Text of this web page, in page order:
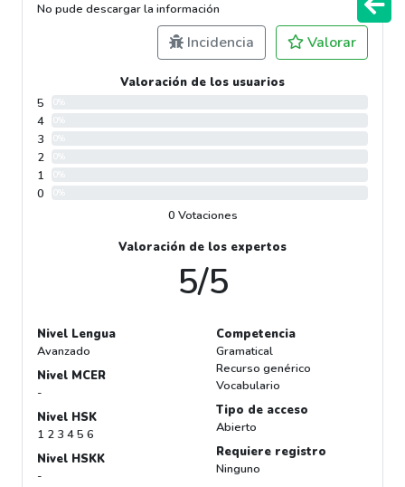
No pude descargar la información
Incidencia Valorar
Valoración de los usuarios
5
4
3
2
1
0
0 Votaciones
Valoración de los expertos
5/5
Nivel Lengua
Avanzado
Nivel MCER
-
Nivel HSK
1 2 3 4 5 6
Nivel HSKK
-
Competencia
Gramatical
Recurso genérico
Vocabulario
Tipo de acceso
Abierto
Requiere registro
Ninguno